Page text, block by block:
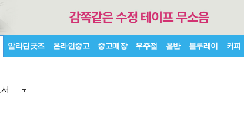
알라딘굿즈 온라인중고 중고매장 우주점 음반 블루레이 커피